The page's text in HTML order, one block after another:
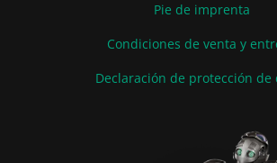
Pie de imprenta
Condiciones de venta y
Declaración de protección de